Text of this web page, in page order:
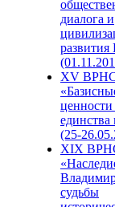
диалога и
развития
XV
единства
(25-
XIX
судьбы